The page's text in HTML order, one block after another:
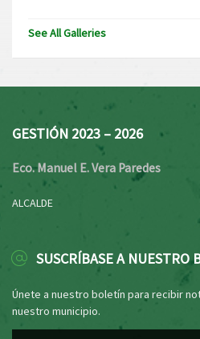
See All Galleries
GESTIÓN 2023 – 2026
Eco. Manuel E. Vera Paredes
ALCALDE
SUSCRÍBASE A NUESTRO
Únete a nuestro boletín para recibir
nuestro municipio.